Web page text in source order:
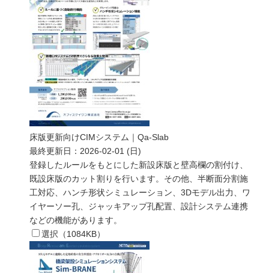
床版更新向けCIMシステム｜Qa-Slab
最終更新日： 2026-02-01 (日)
登録したルールをもとにした新設床版と壁高欄の割付け、
既設床版のカット割りを行います。その他、半断面分割施
工対応、ハンチ形状シミュレーション、3Dモデル出力、ワ
イヤーソー孔、ジャッキアップ孔配置、設計システム連携
などの機能があります。
選択（1084KB）